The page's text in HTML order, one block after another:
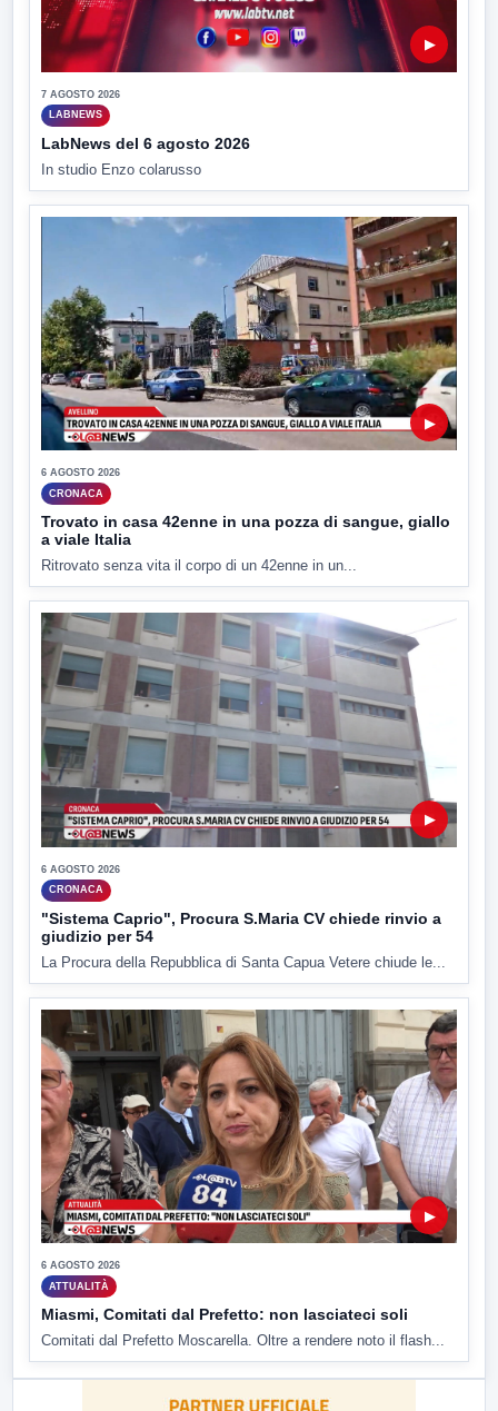
▶
7 AGOSTO 2026
LABNEWS
LabNews del 6 agosto 2026
In studio Enzo colarusso
▶
6 AGOSTO 2026
CRONACA
Trovato in casa 42enne in una pozza di sangue, giallo
a viale Italia
Ritrovato senza vita il corpo di un 42enne in un...
▶
6 AGOSTO 2026
CRONACA
"Sistema Caprio", Procura S.Maria CV chiede rinvio a
giudizio per 54
La Procura della Repubblica di Santa Capua Vetere chiude le...
▶
6 AGOSTO 2026
ATTUALITÀ
Miasmi, Comitati dal Prefetto: non lasciateci soli
Comitati dal Prefetto Moscarella. Oltre a rendere noto il flash...